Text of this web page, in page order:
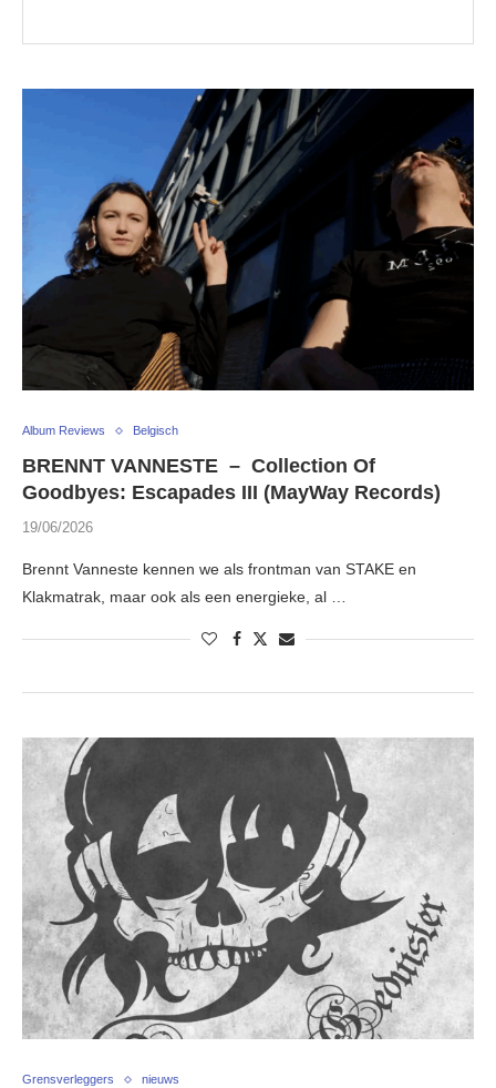
Album Reviews Belgisch
BRENNT VANNESTE – Collection Of
Goodbyes: Escapades III (MayWay Records)
19/06/2026
Brennt Vanneste kennen we als frontman van STAKE en
Klakmatrak, maar ook als een energieke, al …
Grensverleggers nieuws